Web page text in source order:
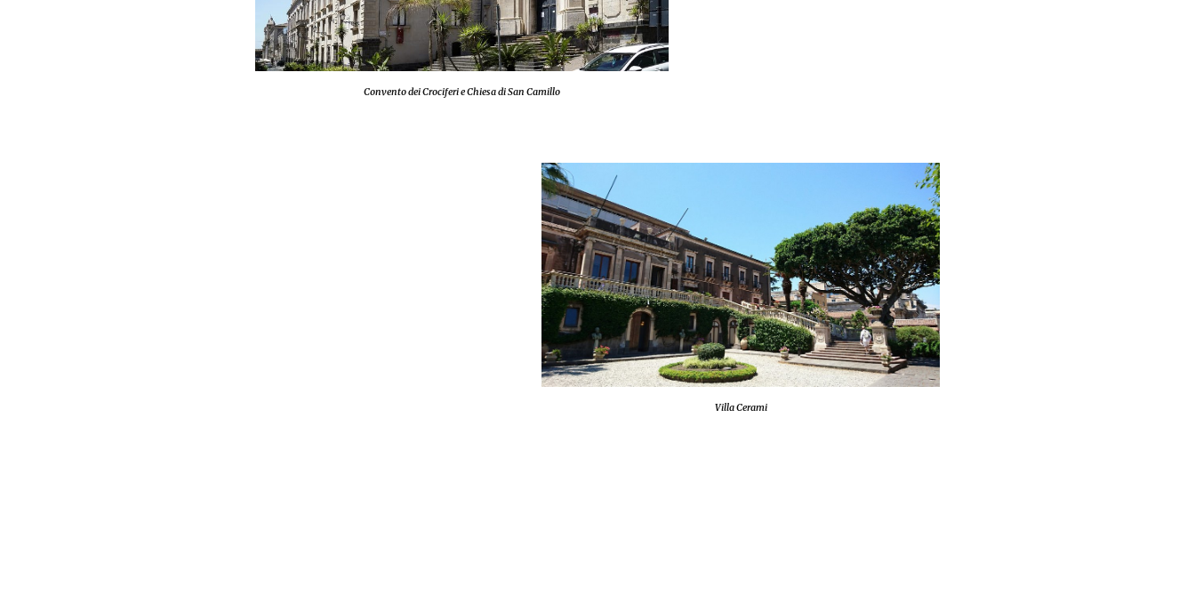
Convento dei Crociferi e Chiesa di San Camillo
Villa Cerami